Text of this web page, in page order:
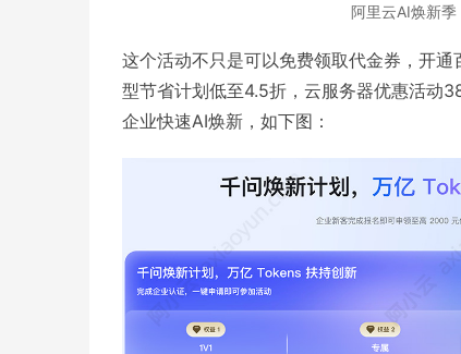
阿里云AI焕新
这个活动不只是可以免费领取代金券，开
型节省计划低至4.5折，云服务器优惠活动
企业快速AI焕新，如下图：